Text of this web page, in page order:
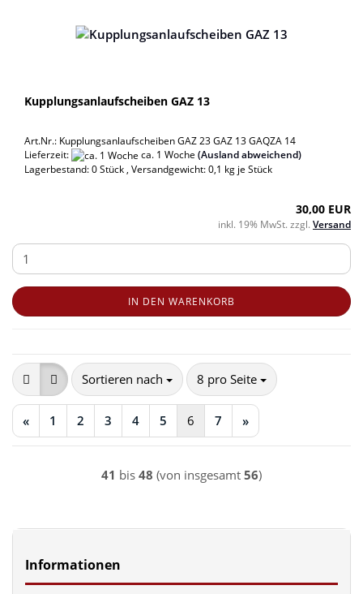
Kupplungsanlaufscheiben GAZ 13
Art.Nr.: Kupplungsanlaufscheiben GAZ 23 GAZ 13 GAQZA 14
Lieferzeit:
ca. 1 Woche (Ausland abweichend)
Lagerbestand: 0 Stück , Versandgewicht:0,1 kg je Stück
30,00 EUR
inkl. 19% MwSt. zzgl. Versand
IN DEN WARENKORB
Sortieren nach
Sortieren nach 8 pro Seite
pro Seite
« 1 2 3 4 5 6 7 »
41 bis 48 (von insgesamt 56)
Informationen